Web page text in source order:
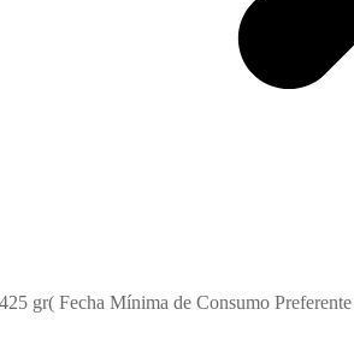
gr( Fecha Mínima de Consumo